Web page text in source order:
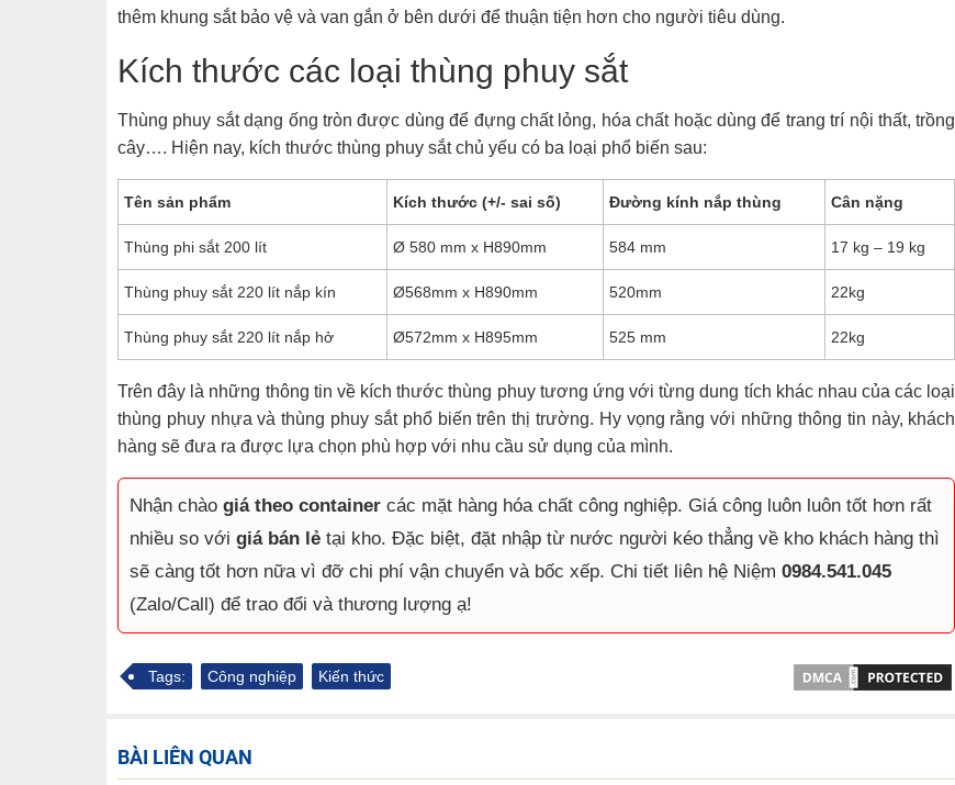
thêm khung sắt bảo vệ và van gắn ở bên dưới để thuận tiện hơn cho người tiêu dùng.
Kích thước các loại thùng phuy sắt
Thùng phuy sắt dạng ống tròn được dùng để đựng chất lỏng, hóa chất hoặc dùng để trang trí nội thất, trồng
cây…. Hiện nay, kích thước thùng phuy sắt chủ yếu có ba loại phổ biến sau:
Tên sản phẩm Kích thước (+/- sai số) Đường kính nắp thùng Cân nặng
Thùng phi sắt 200 lít Ø 580 mm x H890mm 584 mm 17 kg – 19 kg
Thùng phuy sắt 220 lít nắp kín Ø568mm x H890mm 520mm 22kg
Thùng phuy sắt 220 lít nắp hở Ø572mm x H895mm 525 mm 22kg
Trên đây là những thông tin về kích thước thùng phuy tương ứng với từng dung tích khác nhau của các loại
thùng phuy nhựa và thùng phuy sắt phổ biến trên thị trường. Hy vọng rằng với những thông tin này, khách
hàng sẽ đưa ra được lựa chọn phù hợp với nhu cầu sử dụng của mình.
Nhận chào giá theo container các mặt hàng hóa chất công nghiệp. Giá công luôn luôn tốt hơn rất
nhiều so với giá bán lẻ tại kho. Đặc biệt, đặt nhập từ nước người kéo thẳng về kho khách hàng thì
sẽ càng tốt hơn nữa vì đỡ chi phí vận chuyển và bốc xếp. Chi tiết liên hệ Niệm 0984.541.045
(Zalo/Call) để trao đổi và thương lượng ạ!
Tags: Công nghiệp Kiến thức
BÀI LIÊN QUAN